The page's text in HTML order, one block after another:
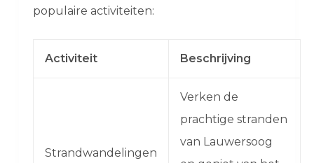
populaire activiteiten:
Activiteit Beschrijving
Strandwandelingen
Verken de
prachtige stranden
van Lauwersoog